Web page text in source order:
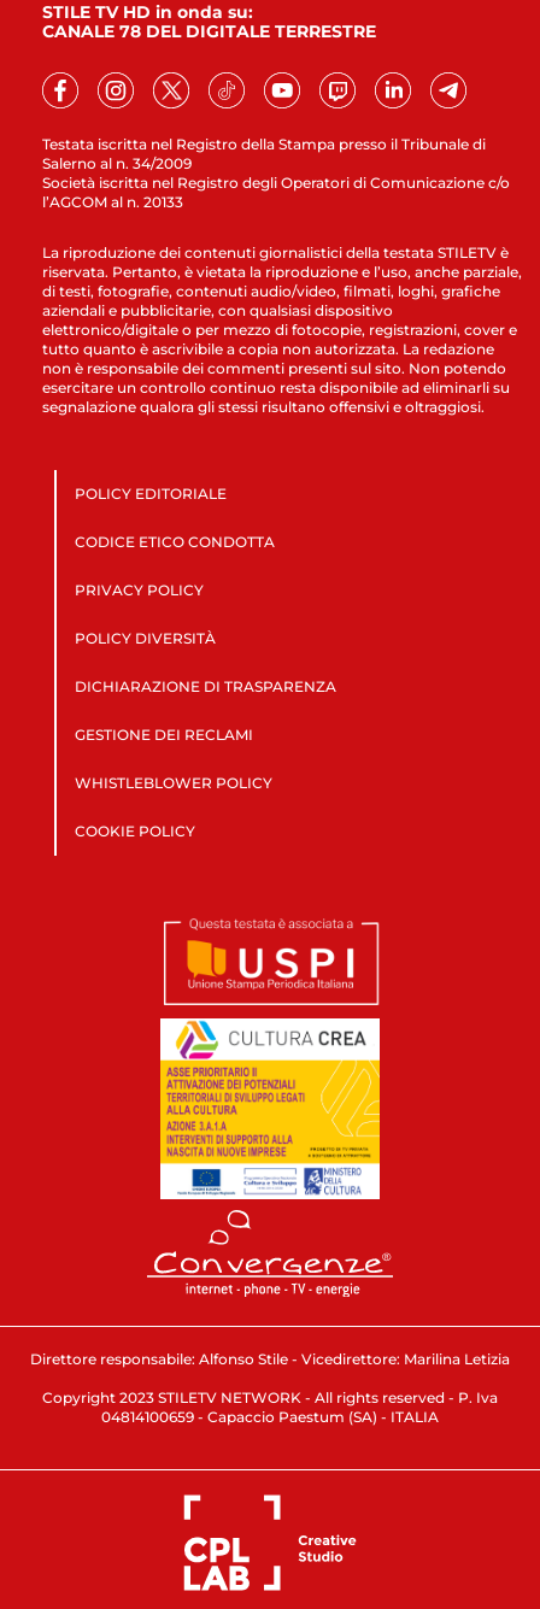
Testata iscritta nel Registro della Stampa presso il Tribunale di
Salerno al n. 34/2009
Società iscritta nel Registro degli Operatori di Comunicazione c/o
l’AGCOM al n. 20133
STILE TV HD in onda su:
CANALE 78 DEL DIGITALE TERRESTRE
La riproduzione dei contenuti giornalistici della testata STILETV è
riservata. Pertanto, è vietata la riproduzione e l’uso, anche parziale,
di testi, fotografie, contenuti audio/video, filmati, loghi, grafiche
aziendali e pubblicitarie, con qualsiasi dispositivo
elettronico/digitale o per mezzo di fotocopie, registrazioni, cover e
tutto quanto è ascrivibile a copia non autorizzata. La redazione
non è responsabile dei commenti presenti sul sito. Non potendo
esercitare un controllo continuo resta disponibile ad eliminarli su
segnalazione qualora gli stessi risultano offensivi e oltraggiosi.
POLICY EDITORIALE
CODICE ETICO CONDOTTA
PRIVACY POLICY
POLICY DIVERSITÀ
DICHIARAZIONE DI TRASPARENZA
GESTIONE DEI RECLAMI
WHISTLEBLOWER POLICY
COOKIE POLICY
Direttore responsabile: Alfonso Stile - Vicedirettore: Marilina Letizia
Copyright 2023 STILETV NETWORK - All rights reserved - P. Iva
04814100659 - Capaccio Paestum (SA) - ITALIA